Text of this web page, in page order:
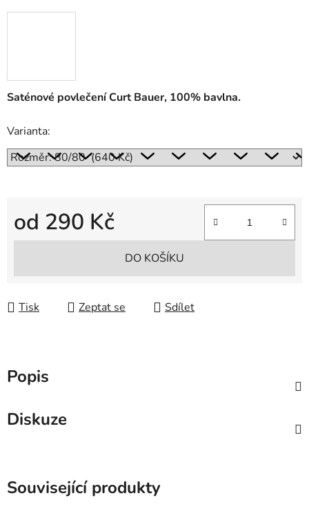
Saténové povlečení Curt Bauer, 100% bavlna.
Varianta:
od 290 Kč
Měrná cena:
DO KOŠÍKU
Tisk Zeptat se Sdílet
Popis
Diskuze
Související produkty